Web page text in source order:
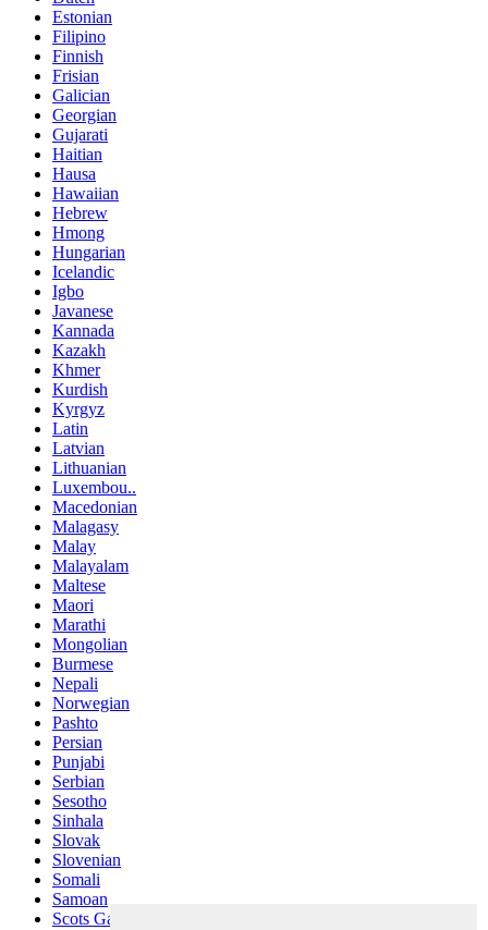
Estonian
Filipino
Finnish
Frisian
Galician
Georgian
Gujarati
Haitian
Hausa
Hawaiian
Hebrew
Hmong
Hungarian
Icelandic
Igbo
Javanese
Kannada
Kazakh
Khmer
Kurdish
Kyrgyz
Latin
Latvian
Lithuanian
Luxembou..
Macedonian
Malagasy
Malay
Malayalam
Maltese
Maori
Marathi
Mongolian
Burmese
Nepali
Norwegian
Pashto
Persian
Punjabi
Serbian
Sesotho
Sinhala
Slovak
Slovenian
Somali
Samoan
Scots Gaelic